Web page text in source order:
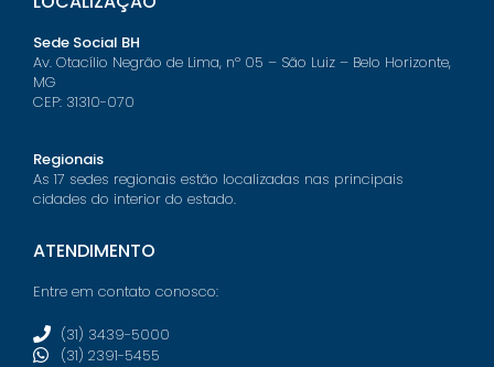
Sede Social BH
Av. Otacílio Negrão de Lima, nº 05 – São Luiz – Belo Horizonte,
MG
CEP: 31310-070
Regionais
As 17 sedes regionais estão localizadas nas principais
cidades do interior do estado.
ATENDIMENTO
Entre em contato conosco:
(31) 3439-5000
(31) 2391-5455